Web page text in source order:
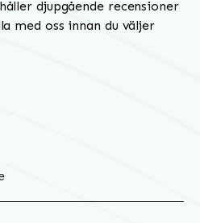
djupgående recensioner
med oss innan du väljer